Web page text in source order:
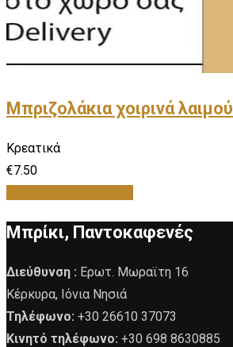
Μπριζολάκια χοιρινά λαιμού
Κρεατικά
€7.50
Μπρίκι, Παντοκαφενές
Διεύθυνση : Ερωτ. Μωραϊτη 16
Κέρκυρα, Ιόνια Νησιά
Τηλέφωνο: +30 26610 37073
Κινητό τηλέφωνο: +30 698 8630885